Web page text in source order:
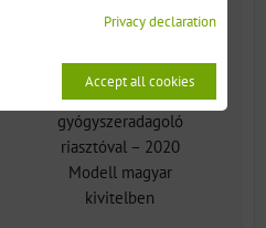
MedControl™ havi
elektronikus
gyógyszeradagoló
riasztóval – 2020
Modell magyar
kivitelben
Privacy declaration
Accept all cookies